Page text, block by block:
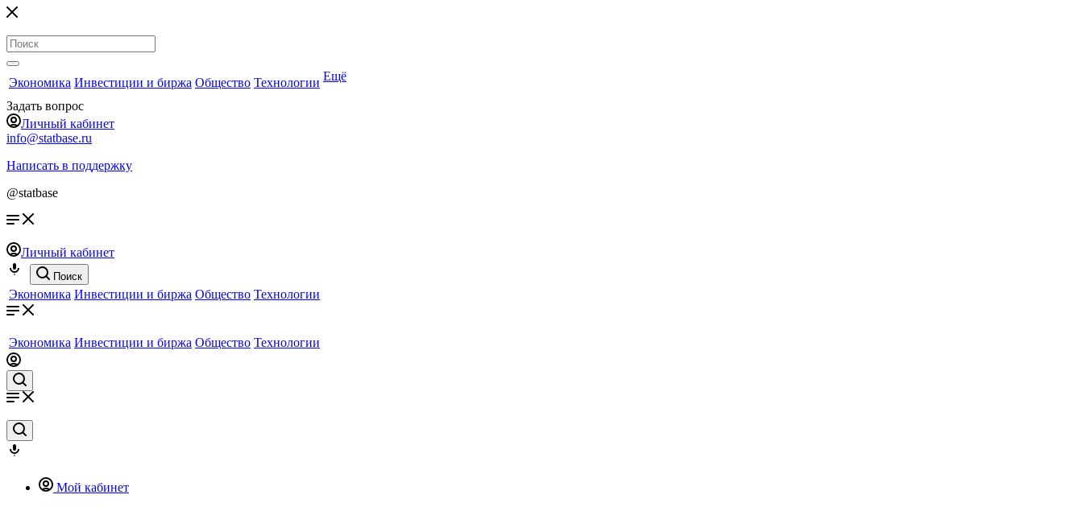
Экономика Инвестиции и биржа Общество Технологии Ещё
Задать вопрос
Личный кабинет
info@statbase.ru
Написать в поддержку
@statbase
Личный кабинет
Поиск
Экономика Инвестиции и биржа Общество Технологии
Экономика Инвестиции и биржа Общество Технологии
Мой кабинет